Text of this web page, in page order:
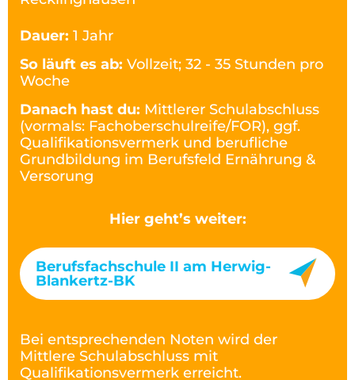
Dauer: 1 Jahr
So läuft es ab: Vollzeit; 32 - 35 Stunden pro
Woche
Danach hast du: Mittlerer Schulabschluss
(vormals: Fachoberschulreife/FOR), ggf.
Qualifikationsvermerk und berufliche
Grundbildung im Berufsfeld Ernährung &
Versorung
Hier geht’s weiter:
Berufsfachschule II am Herwig-
Blankertz-BK
Bei entsprechenden Noten wird der
Mittlere Schulabschluss mit
Qualifikationsvermerk erreicht.